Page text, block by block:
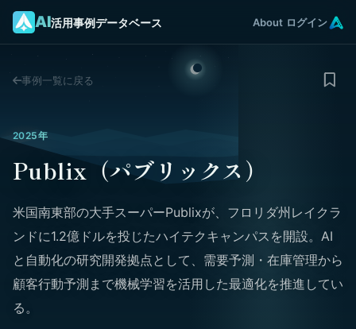
AI活用事例データベース About ログイン
事例一覧に戻る
2025年
Publix（パブリックス）
米国南東部の大手スーパーPublixが、フロリダ州レイクラ
ンドに1.2億ドルを投じたハイテクキャンパスを開設。AI
と自動化の研究開発拠点として、需要予測・在庫管理から
顧客行動予測まで機械学習を活用した最適化を推進してい
る。